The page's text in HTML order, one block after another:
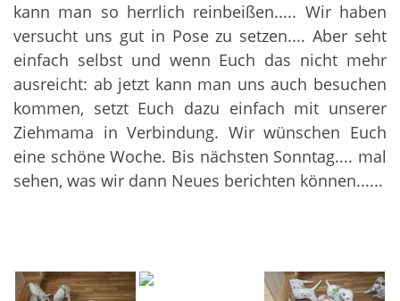
kann man so herrlich reinbeißen..... Wir haben
versucht uns gut in Pose zu setzen.... Aber seht
einfach selbst und wenn Euch das nicht mehr
ausreicht: ab jetzt kann man uns auch besuchen
kommen, setzt Euch dazu einfach mit unserer
Ziehmama in Verbindung. Wir wünschen Euch
eine schöne Woche. Bis nächsten Sonntag.... mal
sehen, was wir dann Neues berichten können......